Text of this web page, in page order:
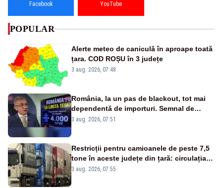
Facebook YouTube
POPULAR
Alerte meteo de caniculă în aproape toată
țara. COD ROȘU în 3 județe
3 aug. 2026, 07:48
România, la un pas de blackout, tot mai
dependentă de importuri. Semnal de
alarmă tras de un expert în energie
3 aug. 2026, 07:51
Restricții pentru camioanele de peste 7,5
tone în aceste județe din țară: circulația
este interzisă luni, între orele 12:00 și
3 aug. 2026, 07:55